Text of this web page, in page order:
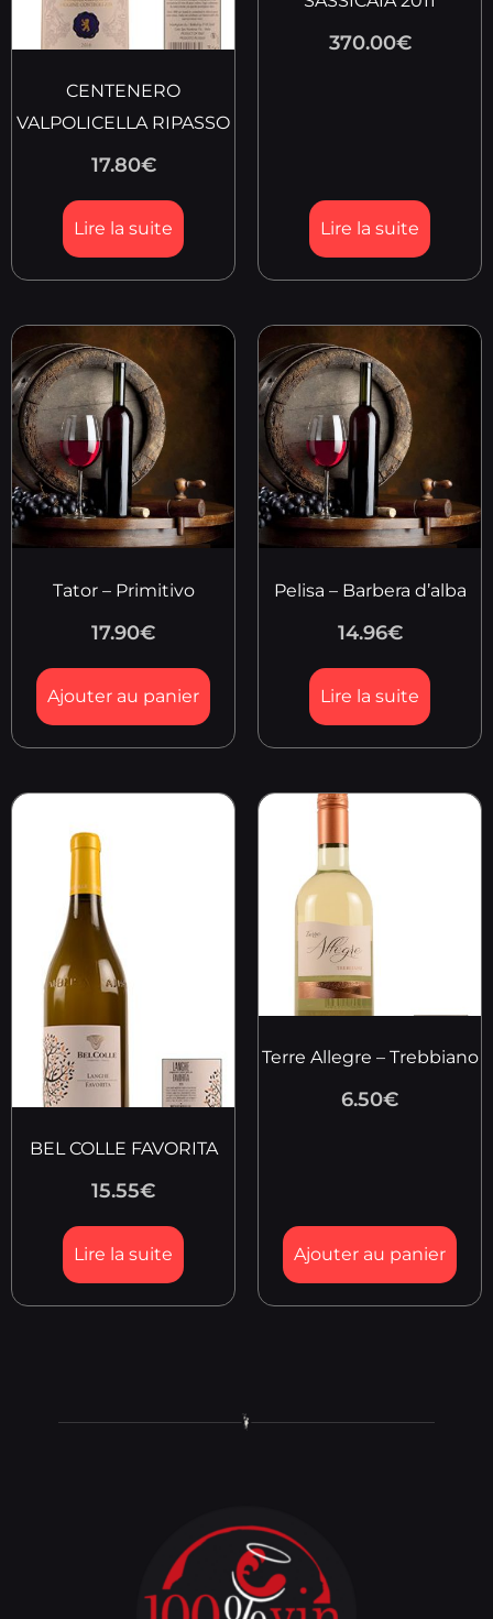
CENTENERO
VALPOLICELLA RIPASSO
17.80€
Lire la suite
370.00€
Lire la suite
Tator – Primitivo
17.90€
Ajouter au panier
Pelisa – Barbera d’alba
14.96€
Lire la suite
BEL COLLE FAVORITA
15.55€
Lire la suite
Terre Allegre – Trebbiano
6.50€
Ajouter au panier